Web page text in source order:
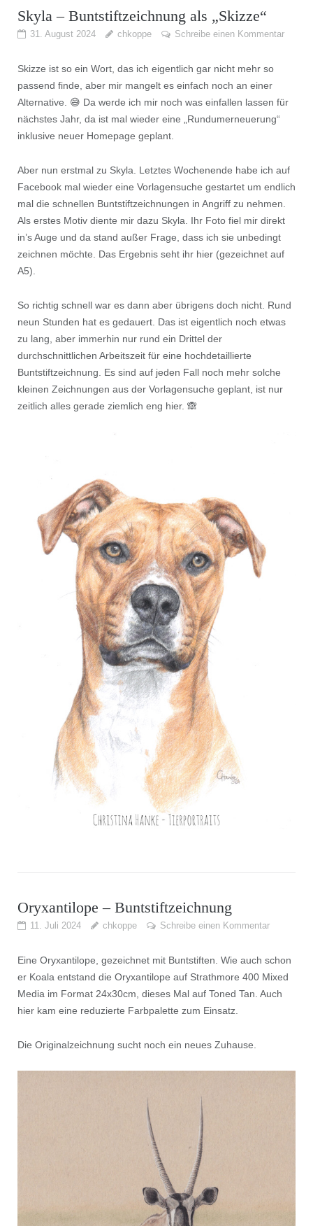
Skyla – Buntstiftzeichnung als „Skizze“
31. August 2024 chkoppe Schreibe einen Kommentar
Skizze ist so ein Wort, das ich eigentlich gar nicht mehr so
passend finde, aber mir mangelt es einfach noch an einer
Alternative. 😅 Da werde ich mir noch was einfallen lassen für
nächstes Jahr, da ist mal wieder eine „Rundumerneuerung“
inklusive neuer Homepage geplant.
Aber nun erstmal zu Skyla. Letztes Wochenende habe ich auf
Facebook mal wieder eine Vorlagensuche gestartet um endlich
mal die schnellen Buntstiftzeichnungen in Angriff zu nehmen.
Als erstes Motiv diente mir dazu Skyla. Ihr Foto fiel mir direkt
in’s Auge und da stand außer Frage, dass ich sie unbedingt
zeichnen möchte. Das Ergebnis seht ihr hier (gezeichnet auf
A5).
So richtig schnell war es dann aber übrigens doch nicht. Rund
neun Stunden hat es gedauert. Das ist eigentlich noch etwas
zu lang, aber immerhin nur rund ein Drittel der
durchschnittlichen Arbeitszeit für eine hochdetaillierte
Buntstiftzeichnung. Es sind auf jeden Fall noch mehr solche
kleinen Zeichnungen aus der Vorlagensuche geplant, ist nur
zeitlich alles gerade ziemlich eng hier. 🙈
Oryxantilope – Buntstiftzeichnung
11. Juli 2024 chkoppe Schreibe einen Kommentar
Eine Oryxantilope, gezeichnet mit Buntstiften. Wie auch schon
er Koala entstand die Oryxantilope auf Strathmore 400 Mixed
Media im Format 24x30cm, dieses Mal auf Toned Tan. Auch
hier kam eine reduzierte Farbpalette zum Einsatz.
Die Originalzeichnung sucht noch ein neues Zuhause.